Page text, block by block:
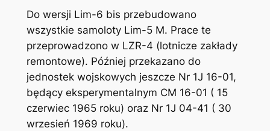
Do wersji Lim-6 bis przebudowano
wszystkie samoloty Lim-5 M. Prace te
przeprowadzono w LZR-4 (lotnicze zakłady
remontowe). Później przekazano do
jednostek wojskowych jeszcze Nr 1J 16-01,
będący eksperymentalnym CM 16-01 ( 15
czerwiec 1965 roku) oraz Nr 1J 04-41 ( 30
wrzesień 1969 roku).